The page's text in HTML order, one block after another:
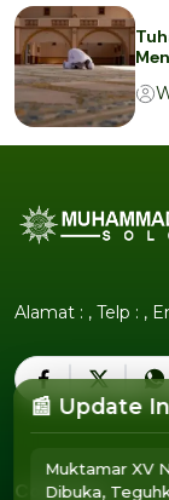
Alamat : , Telp : ,
Company
📰 Update
Muktamar XV
Dibuka,